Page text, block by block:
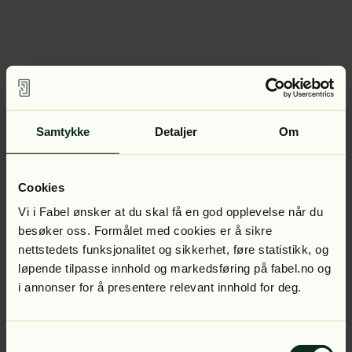
Samtykke Detaljer Om
Cookies
Vi i Fabel ønsker at du skal få en god opplevelse når du
besøker oss. Formålet med cookies er å sikre
nettstedets funksjonalitet og sikkerhet, føre statistikk, og
løpende tilpasse innhold og markedsføring på fabel.no og
i annonser for å presentere relevant innhold for deg.